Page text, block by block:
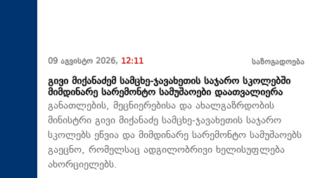
09 აგვისტო 2026, 12:11 საზოგადოება
გივი მიქანაძემ სამცხე-ჯავახეთის საჯარო სკოლებში
მიმდინარე სარემონტო სამუშაოები დაათვალიერა
განათლების, მეცნიერებისა და ახალგაზრდობის
მინისტრი გივი მიქანაძე სამცხე-ჯავახეთის საჯარო
სკოლებს ეწვია და მიმდინარე სარემონტო სამუშაოებს
გაეცნო, რომელსაც ადგილობრივი ხელისუფლება
ახორციელებს.